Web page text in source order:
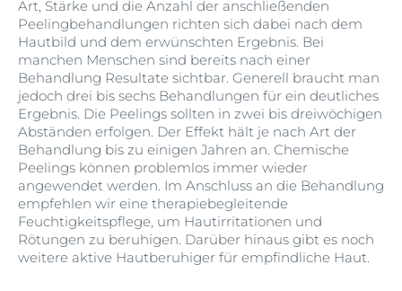
Art, Stärke und die Anzahl der anschließenden
Peelingbehandlungen richten sich dabei nach dem
Hautbild und dem erwünschten Ergebnis. Bei
manchen Menschen sind bereits nach einer
Behandlung Resultate sichtbar. Generell braucht man
jedoch drei bis sechs Behandlungen für ein deutliches
Ergebnis. Die Peelings sollten in zwei bis dreiwöchigen
Abständen erfolgen. Der Effekt hält je nach Art der
Behandlung bis zu einigen Jahren an. Chemische
Peelings können problemlos immer wieder
angewendet werden. Im Anschluss an die Behandlung
empfehlen wir eine therapiebegleitende
Feuchtigkeitspflege, um Hautirritationen und
Rötungen zu beruhigen. Darüber hinaus gibt es noch
weitere aktive Hautberuhiger für empfindliche Haut.